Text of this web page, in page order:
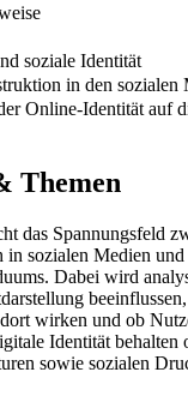
soziale Identität
in den sozialen
Online-Identität auf
Themen
das Spannungsfeld
in sozialen Medien
Dabei wird
wirken und ob
Identität behalten
sowie sozialen